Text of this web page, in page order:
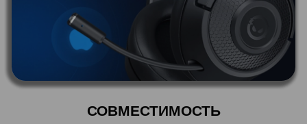
СОВМЕСТИМОСТЬ